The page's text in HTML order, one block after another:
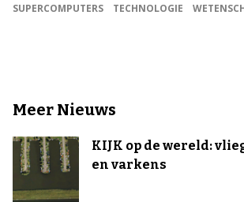
SUPERCOMPUTERS
TECHNOLOGIE
Meer Nieuws
KIJK op de wereld:
en varkens